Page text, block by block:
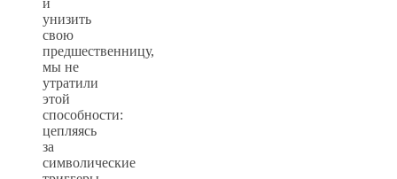
унизить
свою
предшественницу,
мы не
утратили
этой
способности:
цепляясь
за
символические